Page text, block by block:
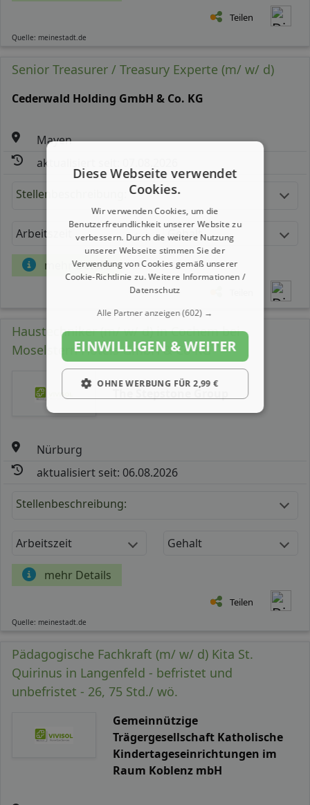
Teilen
Quelle: meinestadt.de
Senior Treasurer / Treasury Experte (m/ w/ d)
Cederwald Holding GmbH & Co. KG
Mayen
aktualisiert seit: 07.08.2026
Stellenbeschreibung:
Arbeitszeit Gehalt
mehr Details
Haustechniker (m/ w/ d) in Cochem bei
Moselstern Hotels GmbH & Co KG
Nürburg
aktualisiert seit: 06.08.2026
Stellenbeschreibung:
Arbeitszeit Gehalt
mehr Details
Teilen
Quelle: meinestadt.de
Pädagogische Fachkraft (m/ w/ d) Kita St.
Quirinus in Langenfeld - befristet und
unbefristet - 26, 75 Std./ wö.
Gemeinnützige
Trägergesellschaft Katholische
Kindertageseinrichtungen im
Raum Koblenz mbH
Diese Webseite verwendet
Cookies.
Wir verwenden Cookies, um die
Benutzerfreundlichkeit unserer Website zu
verbessern. Durch die weitere Nutzung
unserer Webseite stimmen Sie der
Verwendung von Cookies gemäß unserer
Cookie-Richtlinie zu.Weitere Informationen /
Datenschutz
Alle Partner anzeigen(602) →
EINWILLIGEN & WEITER
OHNE WERBUNG FÜR 2,99 €